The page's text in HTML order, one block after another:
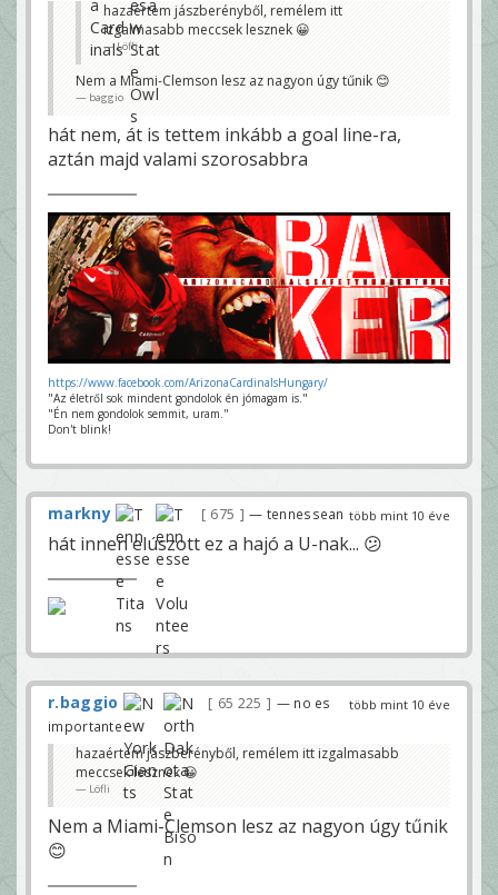
hazaértem jászberényből, remélem itt
izgalmasabb meccsek lesznek 😀
Löfli
Nem a Miami-Clemson lesz az nagyon úgy tűnik 😊
baggio
hát nem, át is tettem inkább a goal line-ra,
aztán majd valami szorosabbra
https://www.facebook.com/ArizonaCardinalsHungary/
"Az életről sok mindent gondolok én jómagam is."
"Én nem gondolok semmit, uram."
Don't blink!
több mint 10 éve
markny 675 — tennessean
hát innen elúszott ez a hajó a U-nak... 😕
több mint 10 éve
r.baggio 65 225
— no es
importante
hazaértem jászberényből, remélem itt izgalmasabb
meccsek lesznek 😀
Löfli
Nem a Miami-Clemson lesz az nagyon úgy tűnik
😊